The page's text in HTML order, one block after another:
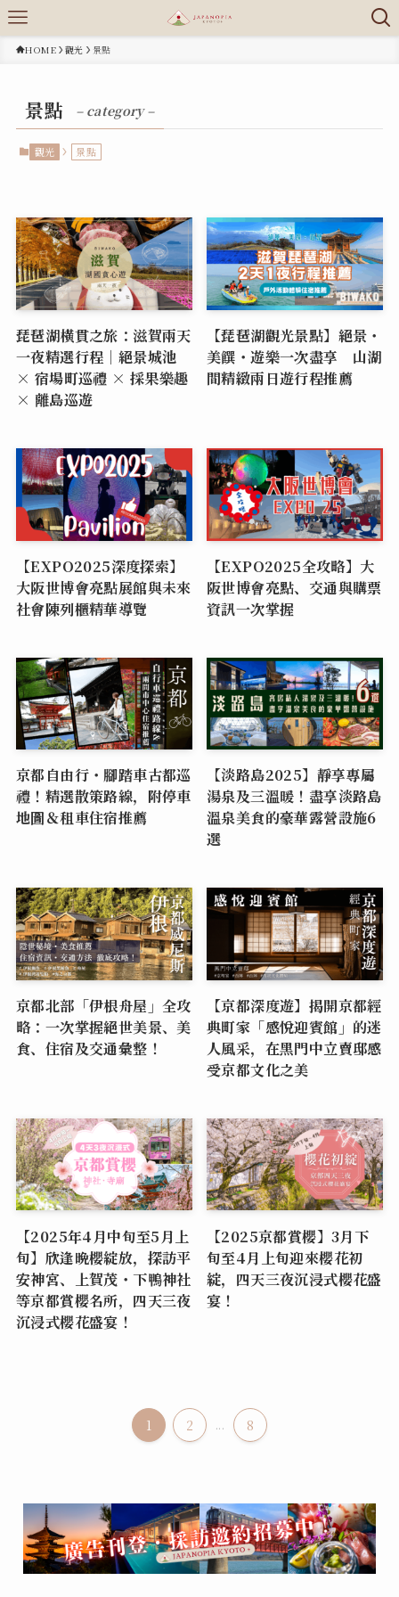
HOME 觀光 景點
景點 – category –
觀光 景點
琵琶湖橫貫之旅：滋賀兩天
一夜精選行程｜絕景城池
× 宿場町巡禮 × 採果樂趣
× 離島巡遊
【琵琶湖觀光景點】絕景・
美饌・遊樂一次盡享 山湖
間精緻兩日遊行程推薦
【EXPO2025深度探索】
大阪世博會亮點展館與未來
社會陳列櫃精華導覽
【EXPO2025全攻略】大
阪世博會亮點、交通與購票
資訊一次掌握
京都自由行・腳踏車古都巡
禮！精選散策路線，附停車
地圖＆租車住宿推薦
【淡路島2025】靜享專屬
湯泉及三溫暖！盡享淡路島
溫泉美食的豪華露營設施6
選
京都北部「伊根舟屋」全攻
略：一次掌握絕世美景、美
食、住宿及交通彙整！
【京都深度遊】揭開京都經
典町家「感悅迎賓館」的迷
人風采，在黑門中立賣邸感
受京都文化之美
【2025年4月中旬至5月上
旬】欣逢晩櫻綻放，探訪平
安神宮、上賀茂・下鴨神社
等京都賞櫻名所，四天三夜
沉浸式櫻花盛宴！
【2025京都賞櫻】3月下
旬至4月上旬迎來櫻花初
綻，四天三夜沉浸式櫻花盛
宴！
1 2 ... 8